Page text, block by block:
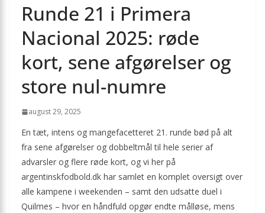
Runde 21 i Primera
Nacional 2025: røde
kort, sene afgørelser og
store nul-numre
august 29, 2025
En tæt, intens og mangefacetteret 21. runde bød på alt
fra sene afgørelser og dobbeltmål til hele serier af
advarsler og flere røde kort, og vi her på
argentinskfodbold.dk har samlet en komplet oversigt over
alle kampene i weekenden – samt den udsatte duel i
Quilmes – hvor en håndfuld opgør endte målløse, mens